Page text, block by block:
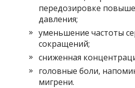
передозировке
давления;
уменьшение частоты
сокращений;
сниженная
головные боли,
мигрени.